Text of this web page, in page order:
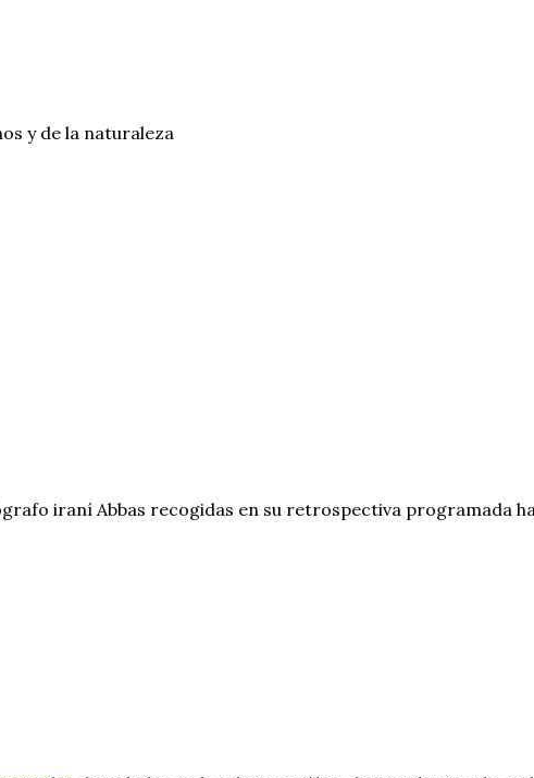
y de la naturaleza
iraní Abbas recogidas en su retrospectiva programada